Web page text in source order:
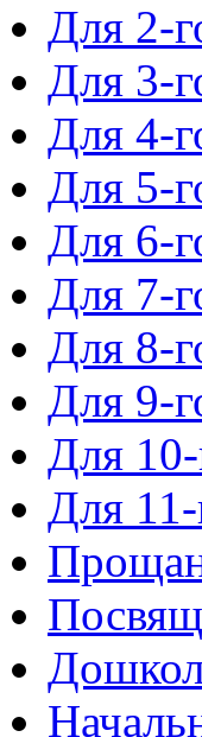
Для 2-
Для 3-
Для 4-
Для 5-
Для 6-
Для 7-
Для 8-
Для 9-
Для 10-
Для 11-